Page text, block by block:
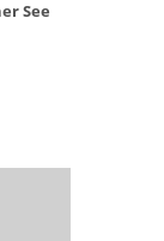
See